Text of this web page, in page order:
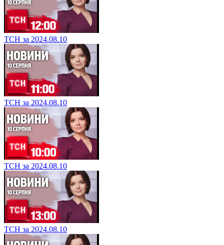
ТСН за 2024.08.10
ТСН за 2024.08.10
ТСН за 2024.08.10
ТСН за 2024.08.10